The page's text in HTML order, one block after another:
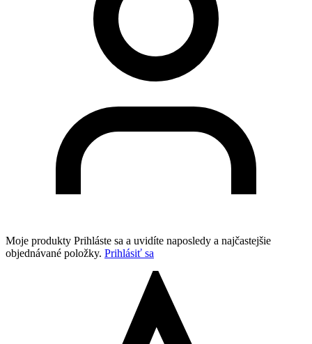
Moje produkty Prihláste sa a uvidíte naposledy a najčastejšie
objednávané položky. Prihlásiť sa